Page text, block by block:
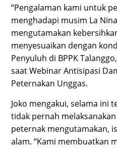
“Pengalaman kami untuk
menghadapi musim La
mengutamakan
menyesuaikan dengan
Penyuluh di BPPK
saat Webinar Antisipasi
Peternakan Unggas.
Joko mengakui, selama ini
tidak pernah
peternak mengutamakan,
alam. “Kami membuatkan